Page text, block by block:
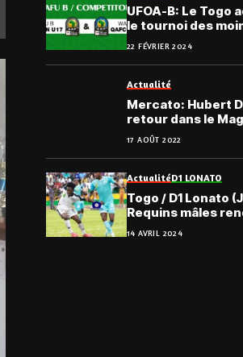
UFOA-B: Le Togo
le tournoi des
ans
22 FÉVRIER 2024
Actualité
Mercato: Hubert
retour dans le
17 AOÛT 2022
ActualitéD1 LONATO
Togo / D1 Lonato
Requins mâles
avec la victoire, le
récapitulatif
14 AVRIL 2024